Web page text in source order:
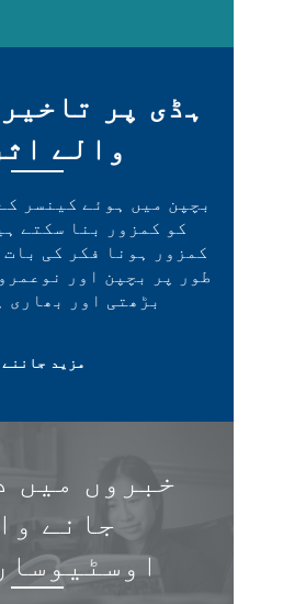
ہڈی پر
والے
بچپن میں ہوئے کینسر
کو کمزور بنا سکتے
کمزور ہونا فکر کی
طور پر بچپن اور
بڑھتی اور بھاری
مزید
خبروں میں
جانے